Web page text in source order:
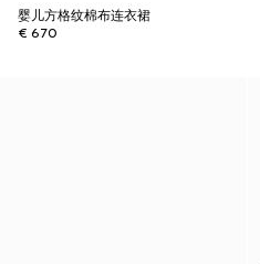
婴儿方格纹棉布连衣裙
€ 670